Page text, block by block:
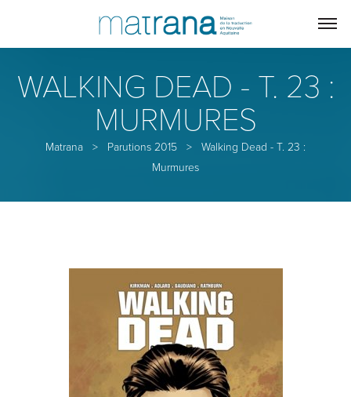
WALKING DEAD - T. 23 :
MURMURES
Matrana > Parutions 2015 >
Walking Dead - T. 23 :
Murmures